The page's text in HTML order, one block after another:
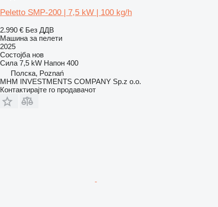
Peletto SMP-200 | 7,5 kW | 100 kg/h
2.990 € Без ДДВ
Машина за пелети
2025
Состојба нов
Сила 7,5 kW Напон 400
Полска, Poznań
MHM INVESTMENTS COMPANY Sp.z o.o.
Контактирајте го продавачот